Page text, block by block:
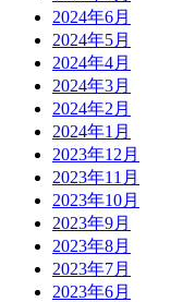
2024年6月
2024年5月
2024年4月
2024年3月
2024年2月
2024年1月
2023年12月
2023年11月
2023年10月
2023年9月
2023年8月
2023年7月
2023年6月